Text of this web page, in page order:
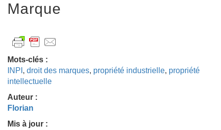
Marque
Mots-clés :
INPI , droit des marques, propriété industrielle, propriété
intellectuelle
Auteur :
Florian
Mis à jour :